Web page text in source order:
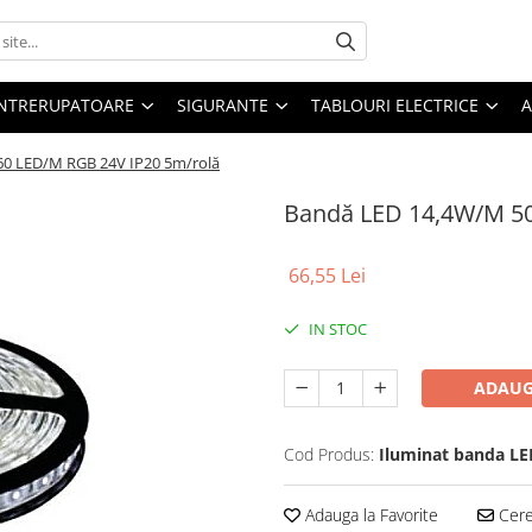
SIGURANTE TABLOURI ELECTRICE
LED/M RGB 24V IP20 5m/rolă
Bandă LED 14,4W/M
66,55 Lei
IN STOC
Cod Produs: Iluminat banda
Adauga la Favorite